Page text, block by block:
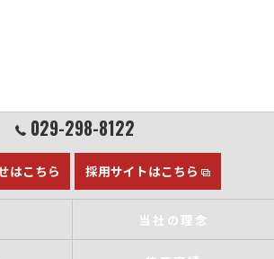
029-298-8122
はこちら 採用サイトはこちら
当社の理念